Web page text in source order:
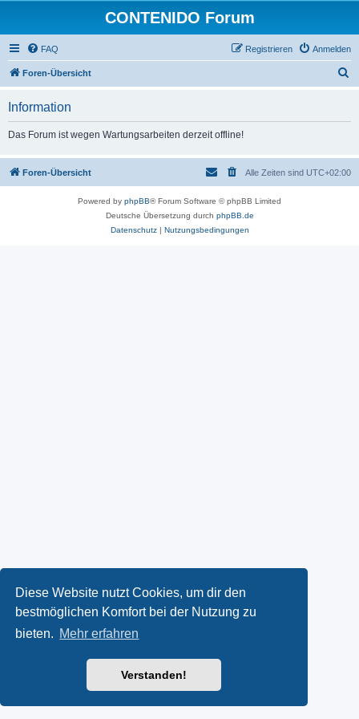
Diese Website nutzt Cookies, um dir den
bestmöglichen Komfort bei der Nutzung zu
bieten. Mehr erfahren
Verstanden!
CONTENIDO Forum
FAQ Anmelden
Registrieren
Foren-Übersicht
Information
Das Forum ist wegen Wartungsarbeiten derzeit offline!
Foren-Übersicht Alle Zeiten sind UTC+02:00
Powered by phpBB® Forum Software © phpBB Limited
Deutsche Übersetzung durch phpBB.de
Datenschutz| Nutzungsbedingungen